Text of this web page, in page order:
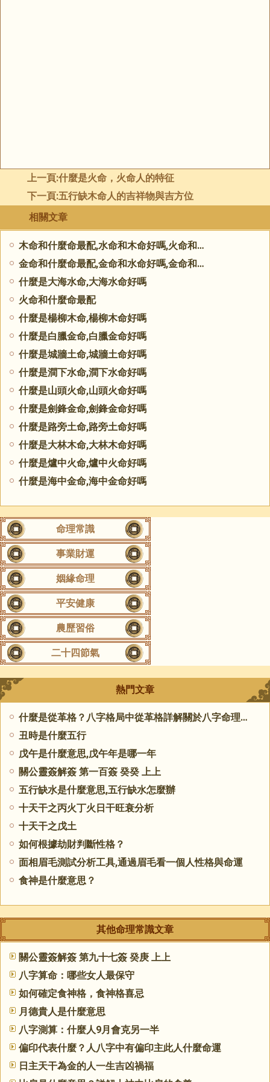
上一頁:什麼是火命，火命人的特征
下一頁:五行缺木命人的吉祥物與吉方位
相關文章
木命和什麼命最配,水命和木命好嗎,火命和木命相克嗎
金命和什麼命最配,金命和水命好嗎,金命和火命好嗎
什麼是大海水命,大海水命好嗎
火命和什麼命最配
什麼是楊柳木命,楊柳木命好嗎
什麼是白臘金命,白臘金命好嗎
什麼是城牆土命,城牆土命好嗎
什麼是澗下水命,澗下水命好嗎
什麼是山頭火命,山頭火命好嗎
什麼是劍鋒金命,劍鋒金命好嗎
什麼是路旁土命,路旁土命好嗎
什麼是大林木命,大林木命好嗎
什麼是爐中火命,爐中火命好嗎
什麼是海中金命,海中金命好嗎
命理常識
事業財運
姻緣命理
平安健康
農歷習俗
二十四節氣
熱門文章
什麼是從革格？八字格局中從革格詳解關於八字命理解析
丑時是什麼五行
戊午是什麼意思,戊午年是哪一年
關公靈簽解簽 第一百簽 癸癸 上上
五行缺水是什麼意思,五行缺水怎麼辦
十天干之丙火丁火日干旺衰分析
十天干之戊土
如何根據劫財判斷性格？
面相眉毛測試分析工具,通過眉毛看一個人性格與命運
食神是什麼意思？
其他命理常識文章
關公靈簽解簽 第九十七簽 癸庚 上上
八字算命：哪些女人最保守
如何確定食神格，食神格喜忌
月德貴人是什麼意思
八字測算：什麼人9月會克另一半
偏印代表什麼？人八字中有偏印主此人什麼命運
日主天干為金的人一生吉凶禍福